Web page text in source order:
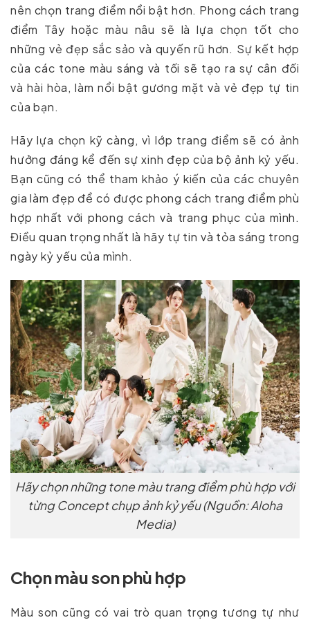
nên chọn trang điểm nổi bật hơn. Phong cách trang
điểm Tây hoặc màu nâu sẽ là lựa chọn tốt cho
những vẻ đẹp sắc sảo và quyến rũ hơn. Sự kết hợp
của các tone màu sáng và tối sẽ tạo ra sự cân đối
và hài hòa, làm nổi bật gương mặt và vẻ đẹp tự tin
của bạn.
Hãy lựa chọn kỹ càng, vì lớp trang điểm sẽ có ảnh
hưởng đáng kể đến sự xinh đẹp của bộ ảnh kỷ yếu.
Bạn cũng có thể tham khảo ý kiến của các chuyên
gia làm đẹp để có được phong cách trang điểm phù
hợp nhất với phong cách và trang phục của mình.
Điều quan trọng nhất là hãy tự tin và tỏa sáng trong
ngày kỷ yếu của mình.
Hãy chọn những tone màu trang điểm phù hợp với
từng Concept chụp ảnh kỷ yếu (Nguồn: Aloha
Media)
Chọn màu son phù hợp
Màu son cũng có vai trò quan trọng tương tự như